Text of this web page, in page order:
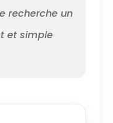
recherche un
et simple